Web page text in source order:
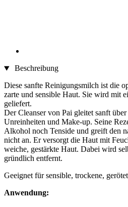
Beschreibung
Diese sanfte Reinigungsmilch ist die
zarte und sensible Haut. Sie wird mit
geliefert.
Der Cleanser von Pai gleitet sanft
Unreinheiten und Make-up. Seine
Alkohol noch Tenside und greift den
nicht an. Er versorgt die Haut mit
weiche, gestärkte Haut. Dabei wird
gründlich entfernt.
Geeignet für sensible, trockene,
Anwendung: